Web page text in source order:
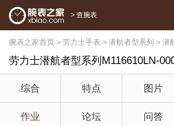
> 查腕表
腕表之家首页 > 劳力士手表 > 潜航者型系列 > 潜
劳力士潜航者型系列M116610LN-
综合 特点 图片
作业 论坛 问答